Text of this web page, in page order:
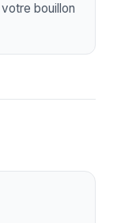
bouillon